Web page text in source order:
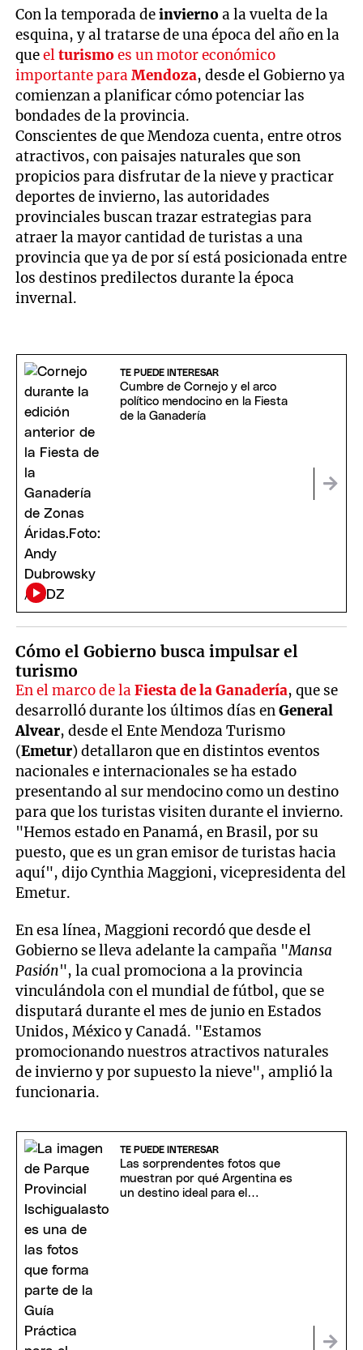
Con la temporada deinviernoa la vuelta de la
esquina, y al tratarse de una época del año en la
queelturismoes un motor económico
importante paraMendoza, desde el Gobierno ya
comienzan a planificar cómo potenciar las
bondades de la provincia.
Conscientes de que Mendoza cuenta, entre otros
atractivos, con paisajes naturales que son
propicios para disfrutar de la nieve y practicar
deportes de invierno, las autoridades
provinciales buscan trazar estrategias para
atraer la mayor cantidad de turistas a una
provincia que ya de por sí está posicionada entre
los destinos predilectos durante la época
invernal.
TE PUEDE INTERESAR
Cumbre de Cornejo y el arco
político mendocino en la Fiesta
de la Ganadería
Cómo el Gobierno busca impulsar el
turismo
En el marco de laFiesta de la Ganadería, que se
desarrolló durante los últimos días enGeneral
Alvear, desde el Ente Mendoza Turismo
(Emetur) detallaron que en distintos eventos
nacionales e internacionales se ha estado
presentando al sur mendocino como un destino
para que los turistas visiten durante el invierno.
"Hemos estado en Panamá, en Brasil, por su
puesto, que es un gran emisor de turistas hacia
aquí", dijo Cynthia Maggioni, vicepresidenta del
Emetur.
En esa línea, Maggioni recordó que desde el
Gobierno se lleva adelante la campaña "Mansa
Pasión", la cual promociona a la provincia
vinculándola con el mundial de fútbol, que se
disputará durante el mes de junio en Estados
Unidos, México y Canadá. "Estamos
promocionando nuestros atractivos naturales
de invierno y por supuesto la nieve", amplió la
funcionaria.
TE PUEDE INTERESAR
Las sorprendentes fotos que
muestran por qué Argentina es
un destino ideal para el